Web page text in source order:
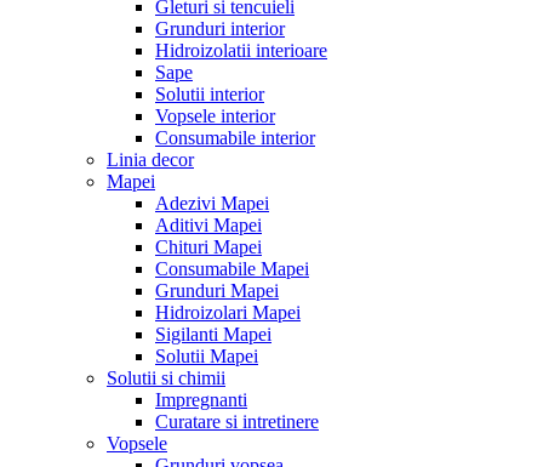
Gleturi si tencuieli
Grunduri interior
Hidroizolatii interioare
Sape
Solutii interior
Vopsele interior
Consumabile interior
Linia decor
Mapei
Adezivi Mapei
Aditivi Mapei
Chituri Mapei
Consumabile Mapei
Grunduri Mapei
Hidroizolari Mapei
Sigilanti Mapei
Solutii Mapei
Solutii si chimii
Impregnanti
Curatare si intretinere
Vopsele